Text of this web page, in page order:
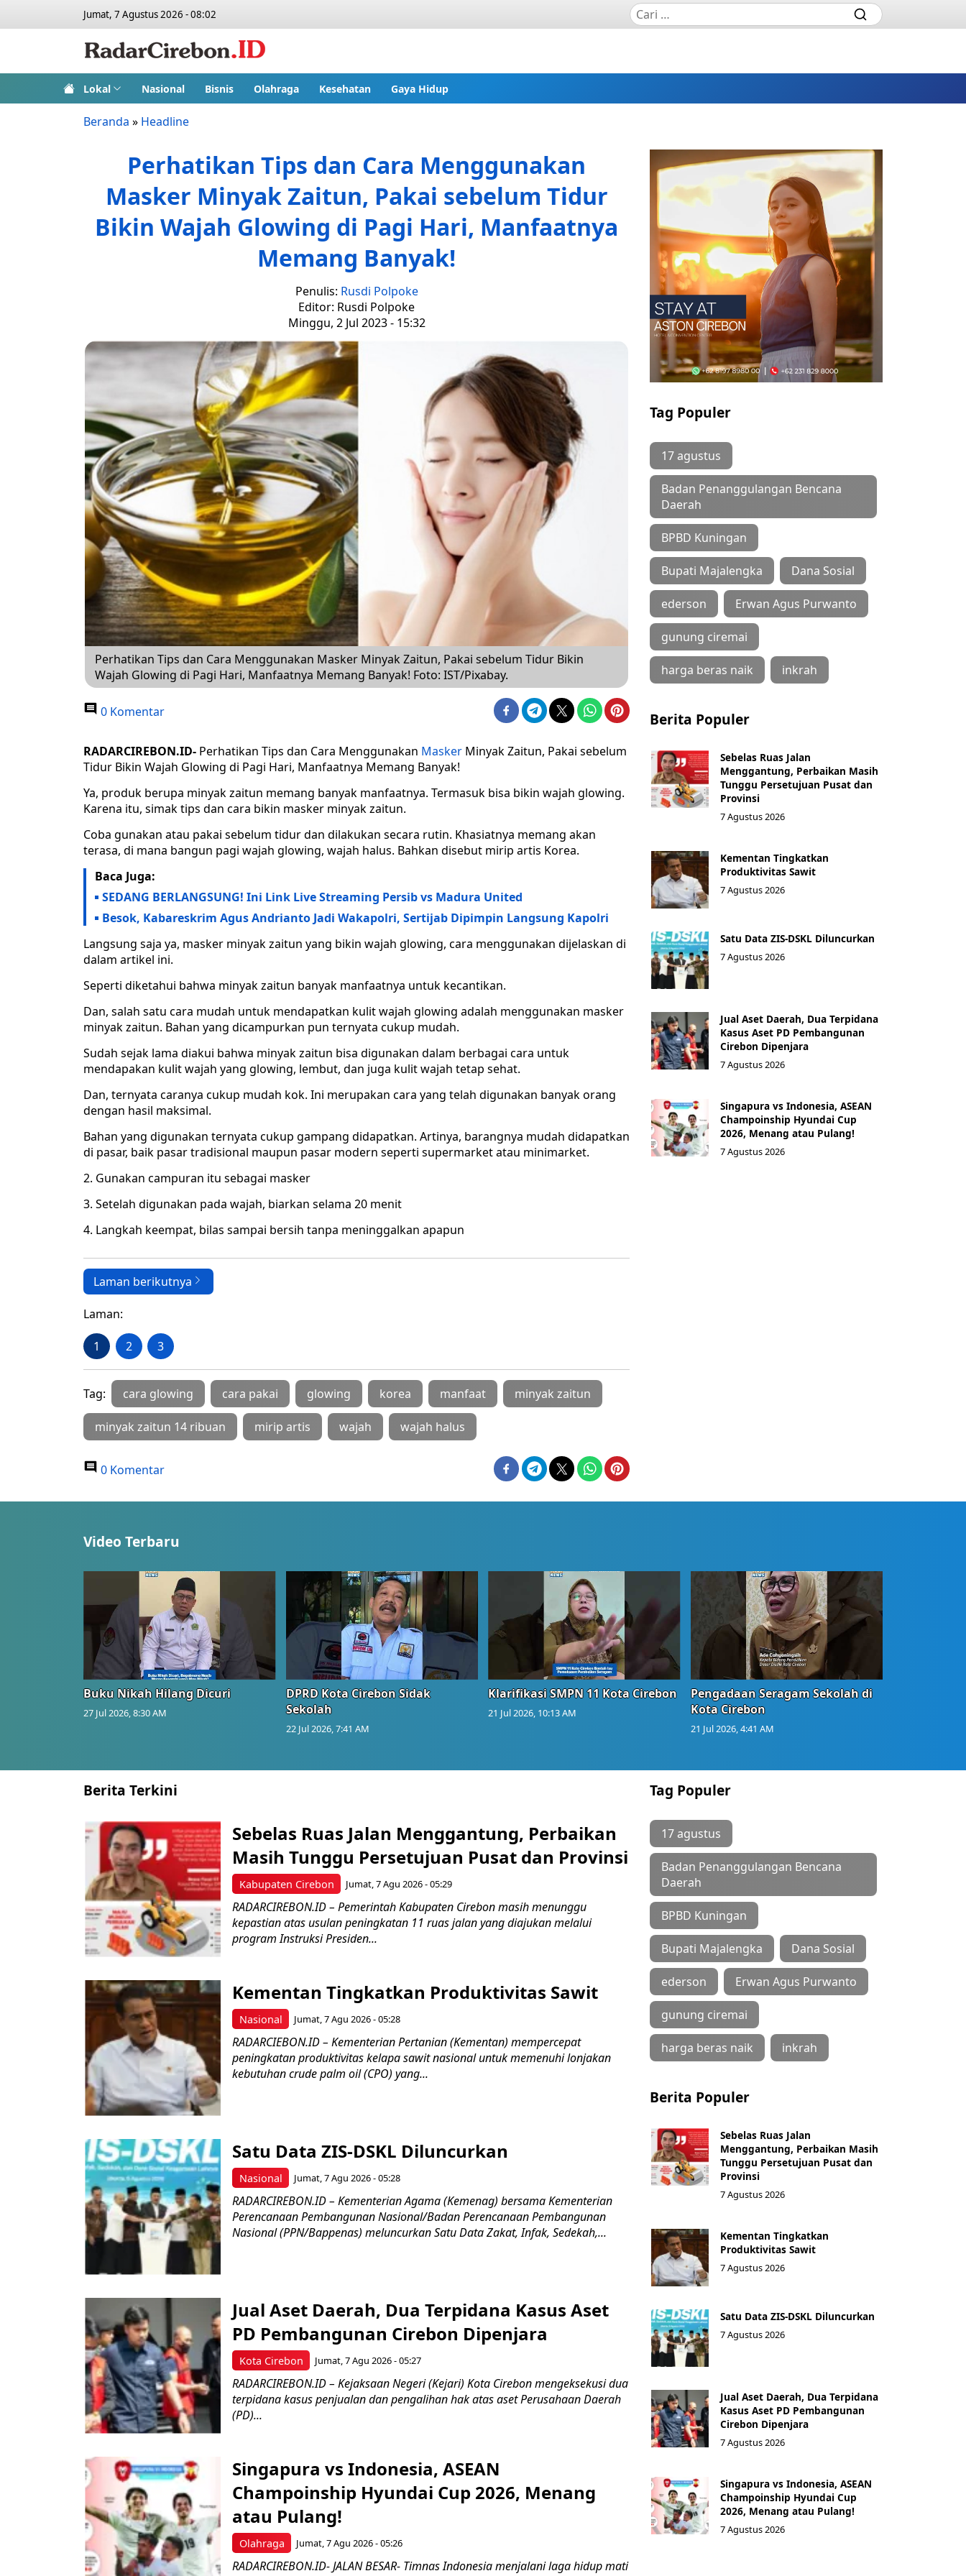
Jumat, 7 Agustus 2026 - 08:02
Lokal Nasional Bisnis Olahraga Kesehatan Gaya Hidup
Beranda » Headline
Perhatikan Tips dan Cara Menggunakan
Masker Minyak Zaitun, Pakai sebelum Tidur
Bikin Wajah Glowing di Pagi Hari, Manfaatnya
Memang Banyak!
Penulis: Rusdi Polpoke
Editor: Rusdi Polpoke
Minggu, 2 Jul 2023 - 15:32
Perhatikan Tips dan Cara Menggunakan Masker Minyak Zaitun, Pakai sebelum Tidur Bikin
Wajah Glowing di Pagi Hari, Manfaatnya Memang Banyak! Foto: IST/Pixabay.
0 Komentar
RADARCIREBON.ID- Perhatikan Tips dan Cara Menggunakan Masker Minyak Zaitun, Pakai sebelum
Tidur Bikin Wajah Glowing di Pagi Hari, Manfaatnya Memang Banyak!
Ya, produk berupa minyak zaitun memang banyak manfaatnya. Termasuk bisa bikin wajah glowing.
Karena itu, simak tips dan cara bikin masker minyak zaitun.
Coba gunakan atau pakai sebelum tidur dan dilakukan secara rutin. Khasiatnya memang akan
terasa, di mana bangun pagi wajah glowing, wajah halus. Bahkan disebut mirip artis Korea.
Baca Juga:
SEDANG BERLANGSUNG! Ini Link Live Streaming Persib vs Madura United
Besok, Kabareskrim Agus Andrianto Jadi Wakapolri, Sertijab Dipimpin Langsung Kapolri
Langsung saja ya, masker minyak zaitun yang bikin wajah glowing, cara menggunakan dijelaskan di
dalam artikel ini.
Seperti diketahui bahwa minyak zaitun banyak manfaatnya untuk kecantikan.
Dan, salah satu cara mudah untuk mendapatkan kulit wajah glowing adalah menggunakan masker
minyak zaitun. Bahan yang dicampurkan pun ternyata cukup mudah.
Sudah sejak lama diakui bahwa minyak zaitun bisa digunakan dalam berbagai cara untuk
mendapakan kulit wajah yang glowing, lembut, dan juga kulit wajah tetap sehat.
Dan, ternyata caranya cukup mudah kok. Ini merupakan cara yang telah digunakan banyak orang
dengan hasil maksimal.
Bahan yang digunakan ternyata cukup gampang didapatkan. Artinya, barangnya mudah didapatkan
di pasar, baik pasar tradisional maupun pasar modern seperti supermarket atau minimarket.
2. Gunakan campuran itu sebagai masker
3. Setelah digunakan pada wajah, biarkan selama 20 menit
4. Langkah keempat, bilas sampai bersih tanpa meninggalkan apapun
Laman berikutnya
Laman:
1 2 3
Tag: cara glowing cara pakai glowing korea manfaat minyak zaitun
minyak zaitun 14 ribuan mirip artis wajah wajah halus
0 Komentar
Tag Populer
17 agustus
Badan Penanggulangan Bencana
Daerah
BPBD Kuningan
Bupati Majalengka Dana Sosial
ederson Erwan Agus Purwanto
gunung ciremai
harga beras naik inkrah
Berita Populer
Sebelas Ruas Jalan
Menggantung, Perbaikan Masih
Tunggu Persetujuan Pusat dan
Provinsi
7 Agustus 2026
Kementan Tingkatkan
Produktivitas Sawit
7 Agustus 2026
Satu Data ZIS-DSKL Diluncurkan
7 Agustus 2026
Jual Aset Daerah, Dua Terpidana
Kasus Aset PD Pembangunan
Cirebon Dipenjara
7 Agustus 2026
Singapura vs Indonesia, ASEAN
Champoinship Hyundai Cup
2026, Menang atau Pulang!
7 Agustus 2026
Video Terbaru
Buku Nikah Hilang Dicuri
27 Jul 2026, 8:30 AM
DPRD Kota Cirebon Sidak
Sekolah
22 Jul 2026, 7:41 AM
Klarifikasi SMPN 11 Kota Cirebon
21 Jul 2026, 10:13 AM
Pengadaan Seragam Sekolah di
Kota Cirebon
21 Jul 2026, 4:41 AM
Berita Terkini
Kabupaten Cirebon
Sebelas Ruas Jalan Menggantung, Perbaikan
Masih Tunggu Persetujuan Pusat dan Provinsi
Jumat, 7 Agu 2026 - 05:29
RADARCIREBON.ID – Pemerintah Kabupaten Cirebon masih menunggu
kepastian atas usulan peningkatan 11 ruas jalan yang diajukan melalui
program Instruksi Presiden...
Nasional
Kementan Tingkatkan Produktivitas Sawit
Jumat, 7 Agu 2026 - 05:28
RADARCIEBON.ID – Kementerian Pertanian (Kementan) mempercepat
peningkatan produktivitas kelapa sawit nasional untuk memenuhi lonjakan
kebutuhan crude palm oil (CPO) yang...
Nasional
Satu Data ZIS-DSKL Diluncurkan
Jumat, 7 Agu 2026 - 05:28
RADARCIREBON.ID – Kementerian Agama (Kemenag) bersama Kementerian
Perencanaan Pembangunan Nasional/Badan Perencanaan Pembangunan
Nasional (PPN/Bappenas) meluncurkan Satu Data Zakat, Infak, Sedekah,...
Kota Cirebon
Jual Aset Daerah, Dua Terpidana Kasus Aset
PD Pembangunan Cirebon Dipenjara
Jumat, 7 Agu 2026 - 05:27
RADARCIREBON.ID – Kejaksaan Negeri (Kejari) Kota Cirebon mengeksekusi dua
terpidana kasus penjualan dan pengalihan hak atas aset Perusahaan Daerah
(PD)...
Olahraga
Singapura vs Indonesia, ASEAN
Champoinship Hyundai Cup 2026, Menang
atau Pulang!
Jumat, 7 Agu 2026 - 05:26
RADARCIREBON.ID- JALAN BESAR- Timnas Indonesia menjalani laga hidup mati
Tag Populer
17 agustus
Badan Penanggulangan Bencana
Daerah
BPBD Kuningan
Bupati Majalengka Dana Sosial
ederson Erwan Agus Purwanto
gunung ciremai
harga beras naik inkrah
Berita Populer
Sebelas Ruas Jalan
Menggantung, Perbaikan Masih
Tunggu Persetujuan Pusat dan
Provinsi
7 Agustus 2026
Kementan Tingkatkan
Produktivitas Sawit
7 Agustus 2026
Satu Data ZIS-DSKL Diluncurkan
7 Agustus 2026
Jual Aset Daerah, Dua Terpidana
Kasus Aset PD Pembangunan
Cirebon Dipenjara
7 Agustus 2026
Singapura vs Indonesia, ASEAN
Champoinship Hyundai Cup
2026, Menang atau Pulang!
7 Agustus 2026